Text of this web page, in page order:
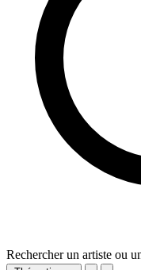
Rechercher un artiste ou